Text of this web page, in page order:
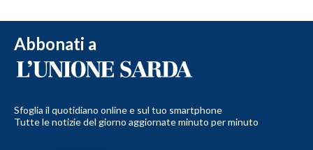
Abbonati a
Sfoglia il quotidiano online e sul tuo smartphone
Tutte le notizie del giorno aggiornate minuto per minuto